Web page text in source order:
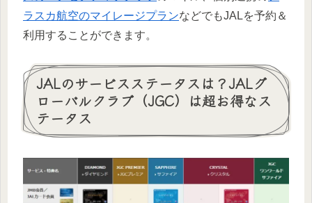
ラスカ航空のマイレージプランなどでもJALを予約＆
利用することができます。
JALのサービスステータスは？JALグ
ローバルクラブ（JGC）は超お得なス
テータス